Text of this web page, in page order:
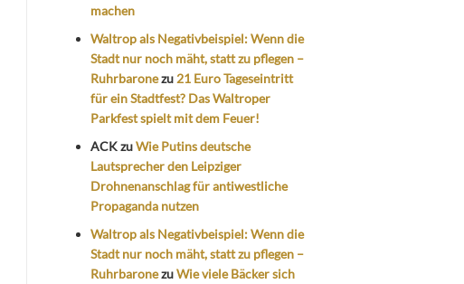
machen
Waltrop als Negativbeispiel: Wenn die
Stadt nur noch mäht, statt zu pflegen –
Ruhrbaronezu 21 Euro Tageseintritt
für ein Stadtfest? Das Waltroper
Parkfest spielt mit dem Feuer!
ACKzuWie Putins deutsche
Lautsprecher den Leipziger
Drohnenanschlag für antiwestliche
Propaganda nutzen
Waltrop als Negativbeispiel: Wenn die
Stadt nur noch mäht, statt zu pflegen –
RuhrbaronezuWie viele Bäcker sich